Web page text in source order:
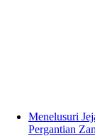
Menelusuri
Pergantian